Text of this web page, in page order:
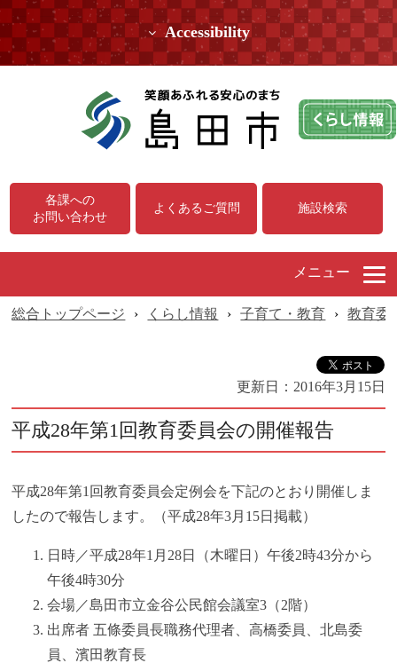
Accessibility
各課への
お問い合わせ
よくあるご質問 施設検索
メニュー
総合トップページ › くらし情報 › 子育て・教育 › 教育委
更新日： 2016年3月15日
平成28年第1回教育委員会の開催報告
平成28年第1回教育委員会定例会を下記のとおり開催しま
したので報告します。（平成28年3月15日掲載）
日時／平成28年1月28日（木曜日）午後2時43分から
午後4時30分
会場／島田市立金谷公民館会議室3（2階）
出席者 五條委員長職務代理者、高橋委員、北島委
員、濱田教育長